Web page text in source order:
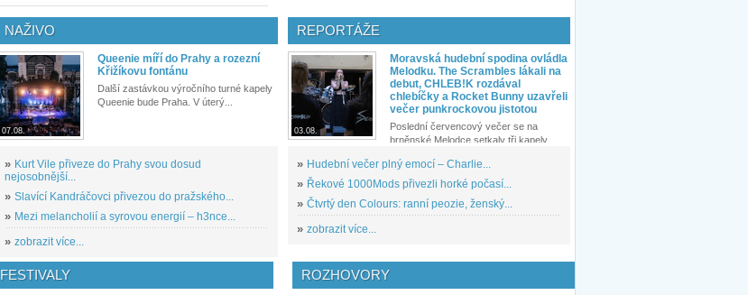
NAŽIVO
07.08.
Queenie míří do Prahy a rozezní
Křižíkovu fontánu
Další zastávkou výročního turné kapely
Queenie bude Praha. V úterý...
» Kurt Vile přiveze do Prahy svou dosud
nejosobnější...
» Slavící Kandráčovci přivezou do pražského...
» Mezi melancholií a syrovou energií – h3nce...
» zobrazit více...
REPORTÁŽE
03.08.
Moravská hudební spodina ovládla
Melodku. The Scrambles lákali na
debut, CHLEB!K rozdával
chlebíčky a Rocket Bunny uzavřeli
večer punkrockovou jistotou
Poslední červencový večer se na
brněnské Melodce setkaly tři kapely...
» Hudební večer plný emocí – Charlie...
» Řekové 1000Mods přivezli horké počasí...
» Čtvrtý den Colours: ranní peozie, ženský...
» zobrazit více...
FESTIVALY ROZHOVORY